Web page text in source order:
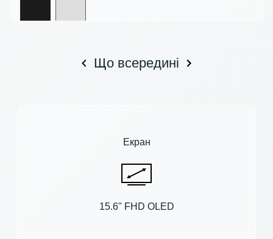
Що всередині
Екран
15.6" FHD OLED